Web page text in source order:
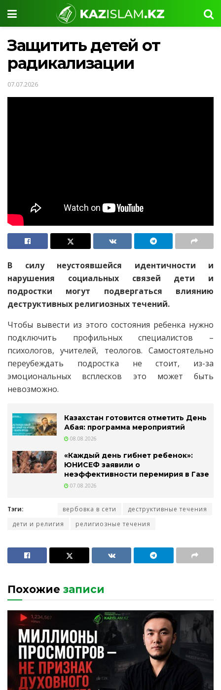
Защитить детей от
радикализации
07.07.2026
В силу неустоявшейся идентичности и
нарушения социальных связей дети и
подростки могут подвергаться влиянию
деструктивных религиозных течений.
Чтобы вывести из этого состояния ребенка нужно
подключить профильных специалистов –
психологов, учителей, теологов. Самостоятельно
переубеждать подростка не стоит, из-за
эмоциональных всплесков это может быть
невозможно.
Казахстан готовится отметить День
Абая: программа мероприятий
08.08.2026
«Каждый день гибнет ребенок»:
ЮНИСЕФ заявили о
неэффективности перемирия в Газе
07.08.2026
Тэги: вербовка в сети
деструктивные течения
дети и религия
религиозные течения
Похожие записи